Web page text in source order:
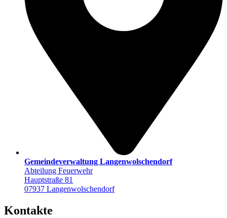
Gemeindeverwaltung Langenwolschendorf
Abteilung Feuerwehr
Hauptstraße 81
07937 Langenwolschendorf
Kontakte